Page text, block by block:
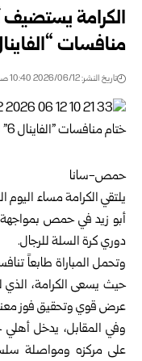
الكرامة
منافسات “الفاينال 6” لكرة السلة
تاريخ النشر: 2026/06/12 10:40 صباحًا
حمص-سانا
يلتقي الكرامة مساء
أبو زيد في حمص بمواجهة
دوري كرة السلة للرجال.
وتحمل المباراة طابعاً
عرض قوي وتحقيق فوز
وفي المقابل، يدخل
على مركزه ومواصلة